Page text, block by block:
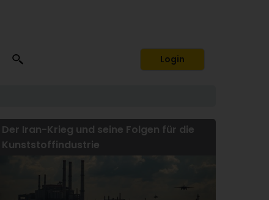
Login
Der Iran-Krieg und seine Folgen für die
Kunststoffindustrie